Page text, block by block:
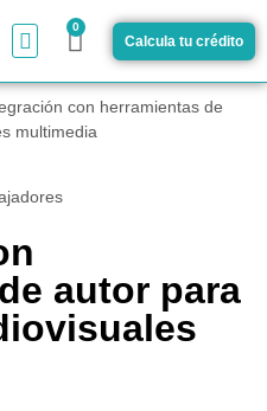
0
Calcula tu crédito
con herramientas de
multimedia
autor para